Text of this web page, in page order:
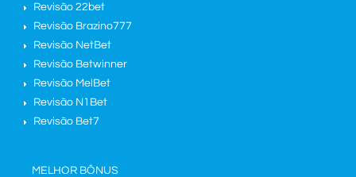
Revisão 22bet
Revisão Brazino777
Revisão NetBet
Revisão Betwinner
Revisão MelBet
Revisão N1Bet
Revisão Bet7
MELHOR BÔNUS